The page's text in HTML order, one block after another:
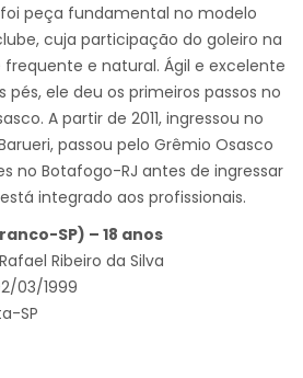
peça fundamental no modelo
cuja participação do goleiro na
e natural. Ágil e excelente
ele deu os primeiros passos no
A partir de 2011, ingressou no
passou pelo Grêmio Osasco
no Botafogo-RJ antes de ingressar
integrado aos profissionais.
SP) – 18 anos
Ribeiro da Silva
03/1999
SP